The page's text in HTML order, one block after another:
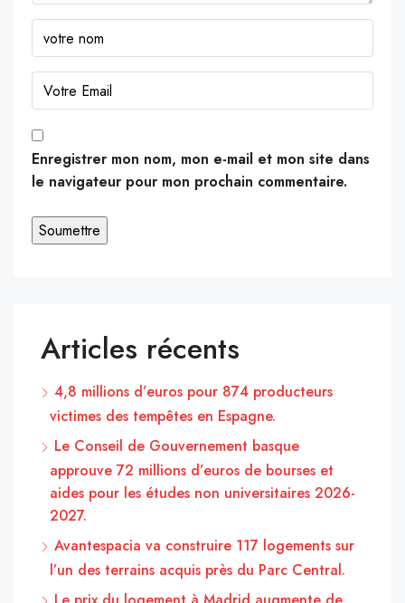
Enregistrer mon nom, mon e-mail et mon site dans
le navigateur pour mon prochain commentaire.
Articles récents
4,8 millions d’euros pour 874 producteurs
victimes des tempêtes en Espagne.
Le Conseil de Gouvernement basque
approuve 72 millions d’euros de bourses et
aides pour les études non universitaires 2026-
2027.
Avantespacia va construire 117 logements sur
l’un des terrains acquis près du Parc Central.